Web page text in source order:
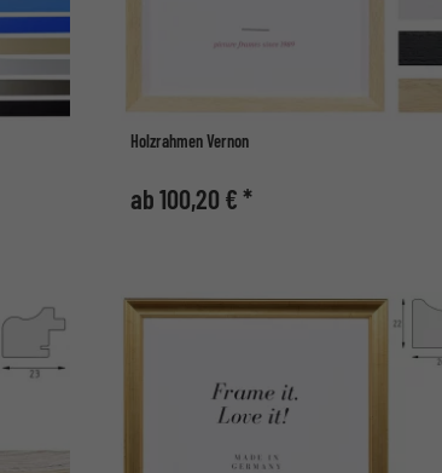
Holzrahmen Vernon
ab 100,20 € *